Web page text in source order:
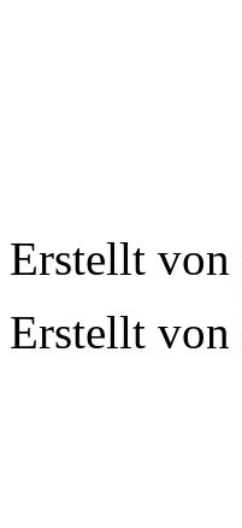
Erstellt von
Erstellt von